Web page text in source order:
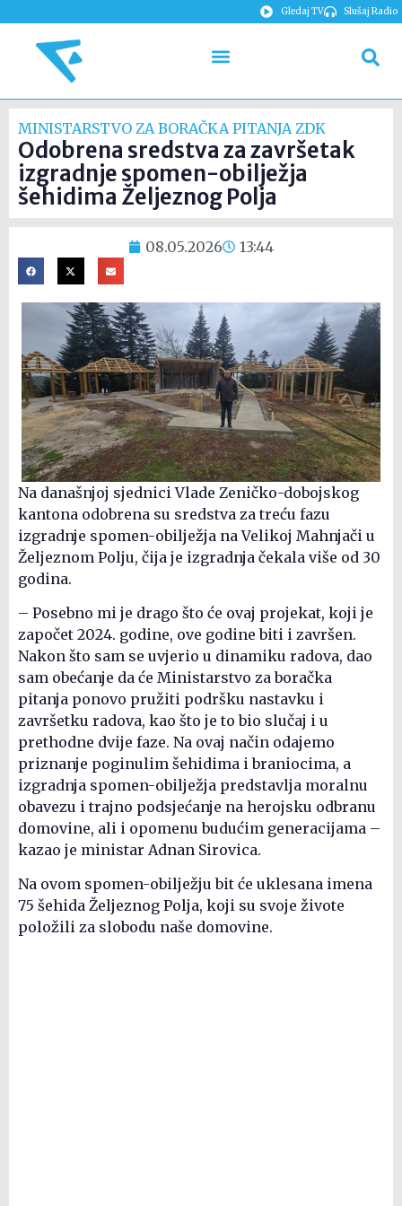
Gledaj TV Slušaj Radio
MINISTARSTVO ZA BORAČKA PITANJA ZDK
Odobrena sredstva za završetak
izgradnje spomen-obilježja
šehidima Željeznog Polja
08.05.2026 13:44
Na današnjoj sjednici Vlade Zeničko-dobojskog
kantona odobrena su sredstva za treću fazu
izgradnje spomen-obilježja na Velikoj Mahnjači u
Željeznom Polju, čija je izgradnja čekala više od 30
godina.
– Posebno mi je drago što će ovaj projekat, koji je
započet 2024. godine, ove godine biti i završen.
Nakon što sam se uvjerio u dinamiku radova, dao
sam obećanje da će Ministarstvo za boračka
pitanja ponovo pružiti podršku nastavku i
završetku radova, kao što je to bio slučaj i u
prethodne dvije faze. Na ovaj način odajemo
priznanje poginulim šehidima i braniocima, a
izgradnja spomen-obilježja predstavlja moralnu
obavezu i trajno podsjećanje na herojsku odbranu
domovine, ali i opomenu budućim generacijama –
kazao je ministar Adnan Sirovica.
Na ovom spomen-obilježju bit će uklesana imena
75 šehida Željeznog Polja, koji su svoje živote
položili za slobodu naše domovine.